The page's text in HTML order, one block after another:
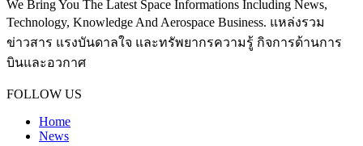
We Bring You The Latest Space Informations Including News,
Technology, Knowledge And Aerospace Business. แหล่งรวม
ข่าวสาร แรงบันดาลใจ และทรัพยากรความรู้ กิจการด้านการ
บินและอวกาศ
FOLLOW US
Home
News